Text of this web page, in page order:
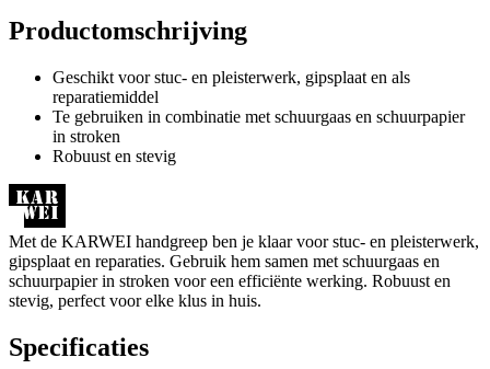
Productomschrijving
Geschikt voor stuc- en pleisterwerk, gipsplaat en als
reparatiemiddel
Te gebruiken in combinatie met schuurgaas en schuurpapier
in stroken
Robuust en stevig
Met de KARWEI handgreep ben je klaar voor stuc- en pleisterwerk,
gipsplaat en reparaties. Gebruik hem samen met schuurgaas en
schuurpapier in stroken voor een efficiënte werking. Robuust en
stevig, perfect voor elke klus in huis.
Specificaties